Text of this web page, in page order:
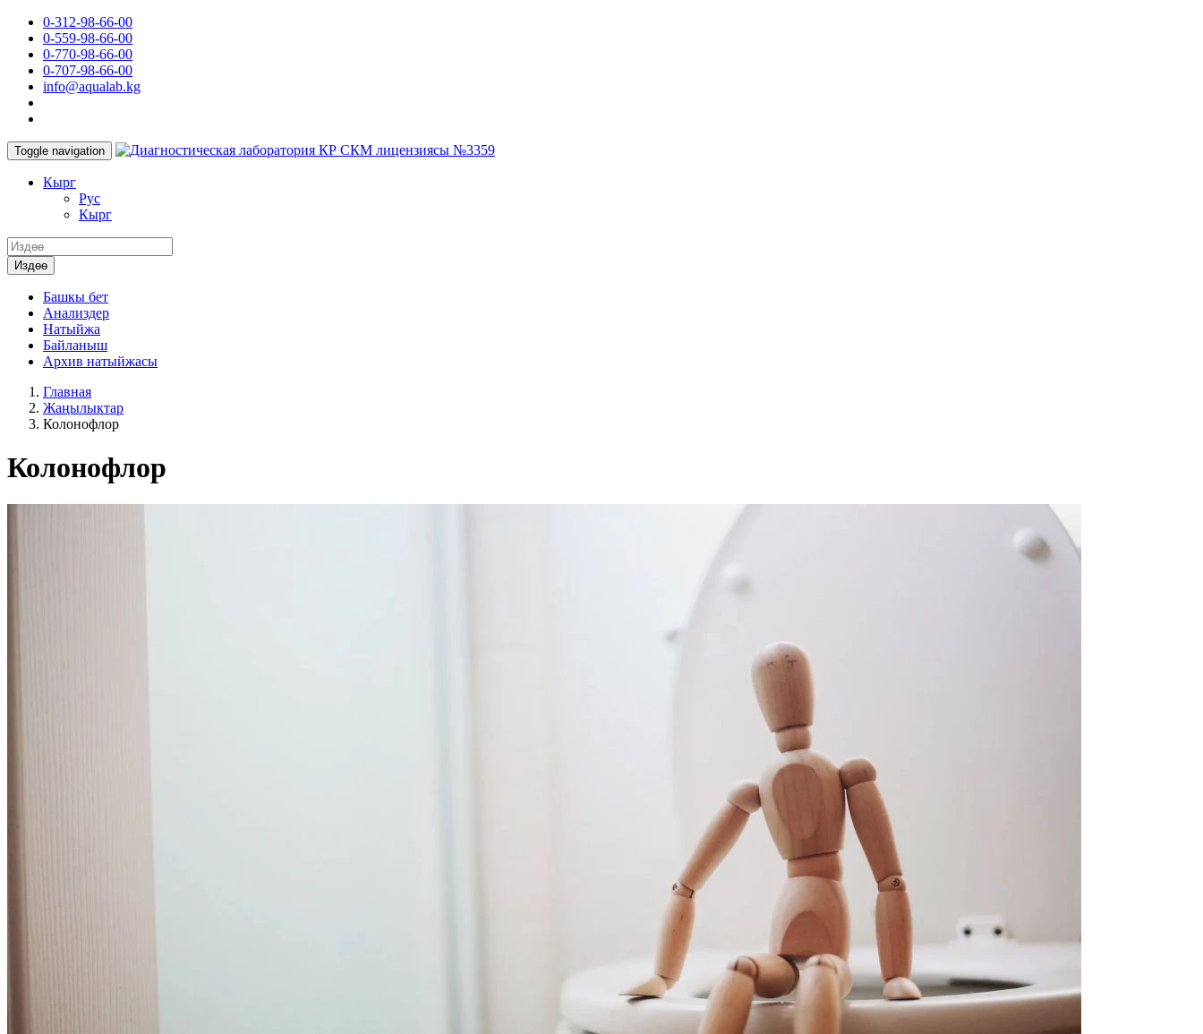
0-312-98-66-00
0-559-98-66-00
0-770-98-66-00
0-707-98-66-00
info@aqualab.kg
Toggle navigation КР СКМ лицензиясы №3359
Кырг
Руc
Кырг
Издөө
Башкы бет
Анализдер
Натыйжа
Байланыш
Архив натыйжасы
Главная
Жаңылыктар
Колонофлор
Колонофлор